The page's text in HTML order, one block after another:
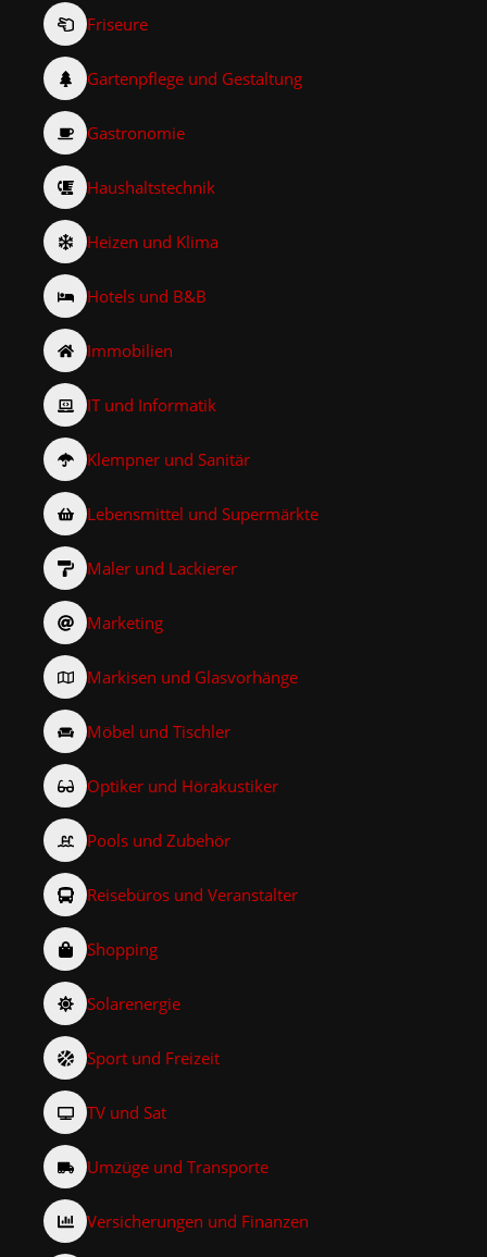
Friseure
Gartenpflege und Gestaltung
Gastronomie
Haushaltstechnik
Heizen und Klima
Hotels und B&B
Immobilien
IT und Informatik
Klempner und Sanitär
Lebensmittel und Supermärkte
Maler und Lackierer
Marketing
Markisen und Glasvorhänge
Möbel und Tischler
Optiker und Hörakustiker
Pools und Zubehör
Reisebüros und Veranstalter
Shopping
Solarenergie
Sport und Freizeit
TV und Sat
Umzüge und Transporte
Versicherungen und Finanzen